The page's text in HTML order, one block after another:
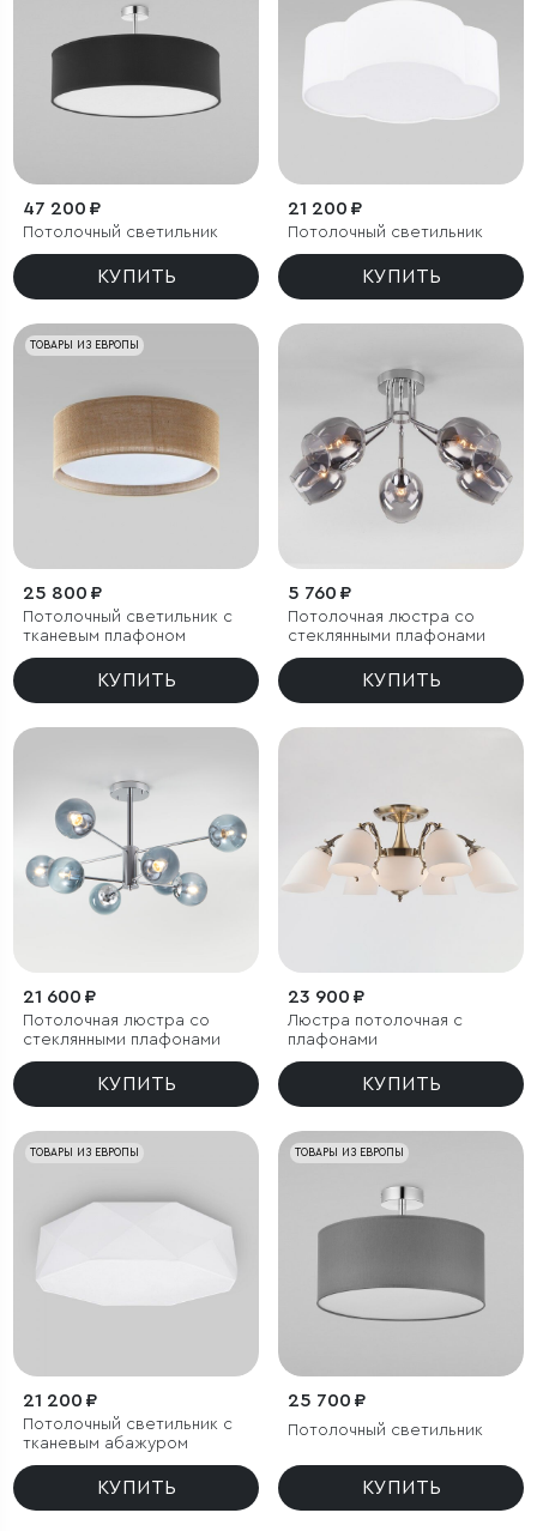
47 200 ₽
Потолочный светильник
КУПИТЬ
21 200 ₽
Потолочный светильник
КУПИТЬ
ТОВАРЫ ИЗ ЕВРОПЫ
25 800 ₽
Потолочный светильник с
тканевым плафоном
КУПИТЬ
5 760 ₽
Потолочная люстра со
стеклянными плафонами
КУПИТЬ
21 600 ₽
Потолочная люстра со
стеклянными плафонами
КУПИТЬ
23 900 ₽
Люстра потолочная с
плафонами
КУПИТЬ
ТОВАРЫ ИЗ ЕВРОПЫ
21 200 ₽
Потолочный светильник с
тканевым абажуром
КУПИТЬ
ТОВАРЫ ИЗ ЕВРОПЫ
25 700 ₽
Потолочный светильник
КУПИТЬ